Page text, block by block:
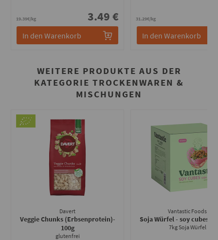
19.39€/kg 3.49 €
In den Warenkorb
31.29€/kg
In den Warenkorb
WEITERE PRODUKTE AUS DER
KATEGORIE TROCKENWAREN &
MISCHUNGEN
Davert
Veggie Chunks (Erbsenprotein)-
100g
glutenfrei
Vantastic Foods
Soja Würfel - soy cubes
7kg Soja Würfel